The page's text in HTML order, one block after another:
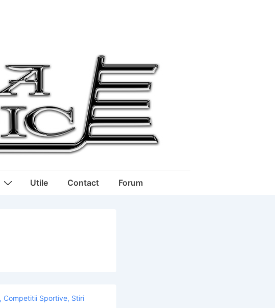
Utile Contact Forum
Competitii Sportive, Stiri